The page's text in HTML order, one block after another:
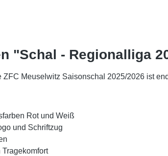
"Schal - Regionalliga
Meuselwitz Saisonschal 2025/2026 ist
Rot und Weiß
und Schriftzug